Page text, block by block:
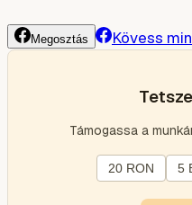
Megosztás Kövess
Támogassa a
20 RON 5